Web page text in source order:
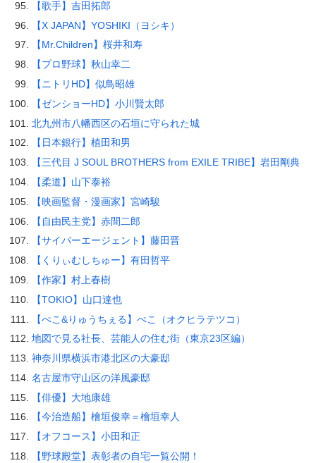
【歌手】吉田拓郎
【X JAPAN】YOSHIKI（ヨシキ）
【Mr.Children】桜井和寿
【プロ野球】秋山幸二
【ニトリHD】似鳥昭雄
【ゼンショーHD】小川賢太郎
北九州市八幡西区の石垣に守られた城
【日本銀行】植田和男
【三代目 J SOUL BROTHERS from EXILE TRIBE】岩田剛典
【柔道】山下泰裕
【映画監督・漫画家】宮崎駿
【自由民主党】赤間二郎
【サイバーエージェント】藤田晋
【くりぃむしちゅー】有田哲平
【作家】村上春樹
【TOKIO】山口達也
【ぺこ&りゅうちぇる】ぺこ（オクヒラテツコ）
地図で見る社長、芸能人の住む街（東京23区編）
神奈川県横浜市港北区の大豪邸
名古屋市守山区の洋風豪邸
【俳優】大地康雄
【今治造船】檜垣俊幸＝檜垣幸人
【オフコース】小田和正
【野球殿堂】表彰者の自宅一覧公開！